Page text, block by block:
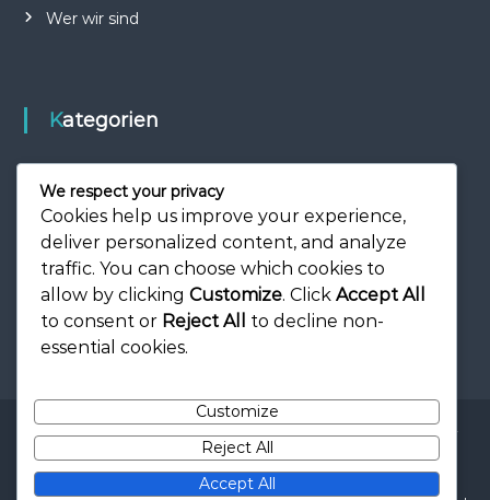
Wer wir sind
Kategorien
Geschenkcodes und Tokens
Sponsor-Boni und monatliche Angebote
Copyright © 2026cuteboy.atAll rights reserved. Theme:Flash by
ThemeGrill. Powered byWordPress
Nutzungsbedingungen
Kontaktieren Sie uns
We respect your privacy
Cookies help us improve your experience,
deliver personalized content, and analyze
traffic. You can choose which cookies to
allow by clicking Customize. Click Accept All
to consent or Reject All
to decline non-
essential cookies.
Customize
Reject All
Accept All